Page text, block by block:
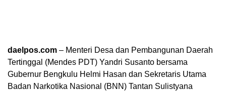
daelpos.com – Menteri Desa dan Pembangunan Daerah
Tertinggal (Mendes PDT) Yandri Susanto bersama
Gubernur Bengkulu Helmi Hasan dan Sekretaris Utama
Badan Narkotika Nasional (BNN) Tantan Sulistyana